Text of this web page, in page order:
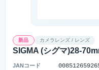
新品 カメラレンズ / レンズ
SIGMA (シグマ)28-
JANコード